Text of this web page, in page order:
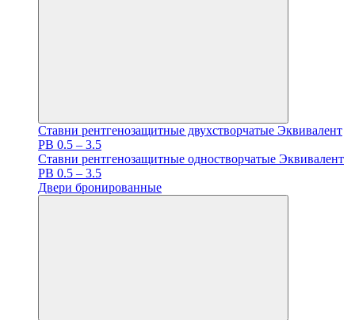
Ставни рентгенозащитные двухстворчатые Эквивалент
PB 0.5 – 3.5
Ставни рентгенозащитные одностворчатые Эквивалент
PB 0.5 – 3.5
Двери бронированные